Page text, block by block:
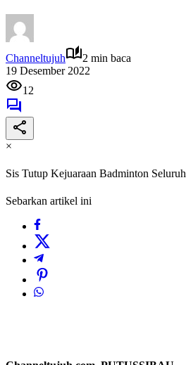
Channeltujuh
2 min baca
19 Desember 2022
12
×
Sis Tutup Kejuaraan Badminton
Sebarkan artikel ini